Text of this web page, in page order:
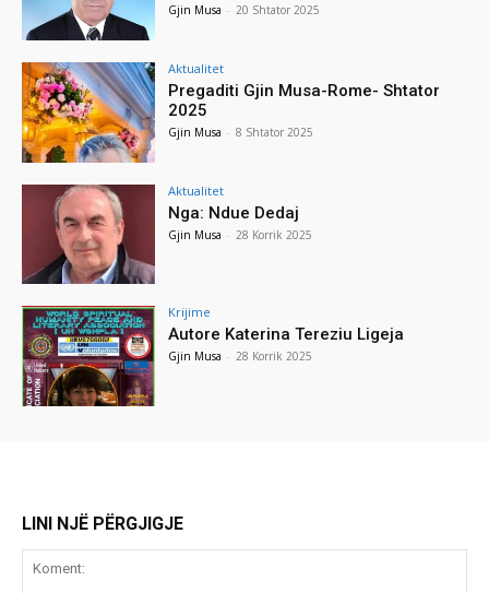
Gjin Musa - 20 Shtator 2025
Aktualitet
Pregaditi Gjin Musa-Rome- Shtator
2025
Gjin Musa - 8 Shtator 2025
Aktualitet
Nga: Ndue Dedaj
Gjin Musa - 28 Korrik 2025
Krijime
Autore Katerina Tereziu Ligeja
Gjin Musa - 28 Korrik 2025
LINI NJË PËRGJIGJE